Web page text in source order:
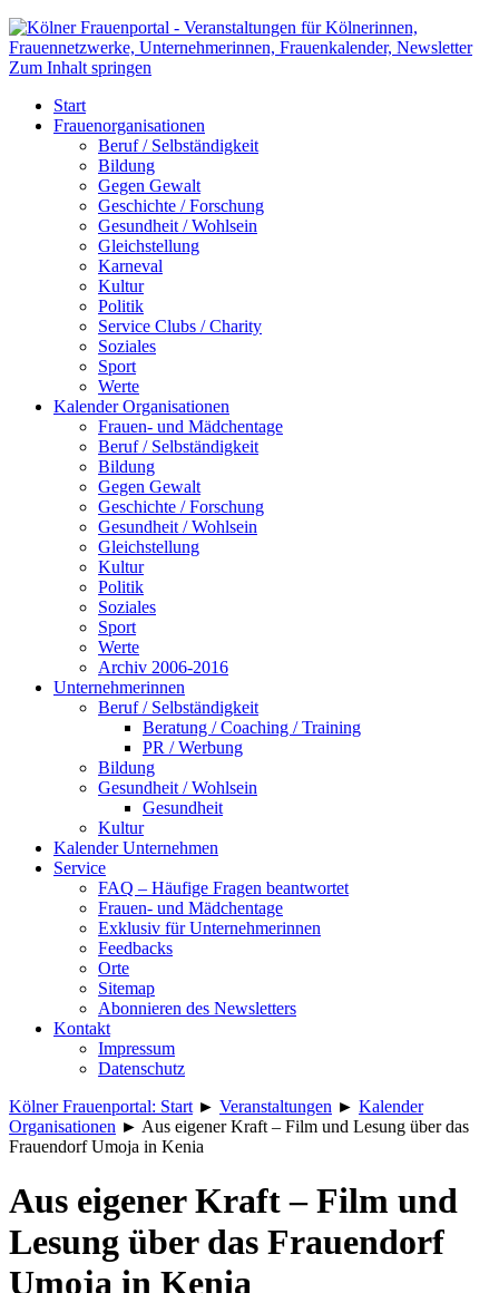
Kölner Frauenportal
Veranstaltungen für Kölnerinnen,
Frauennetzwerke, Unternehmerinnen,
Frauenkalender, Newsletter
Zum Inhalt springen
Start
Frauenorganisationen
Beruf / Selbständigkeit
Bildung
Gegen Gewalt
Geschichte / Forschung
Gesundheit / Wohlsein
Gleichstellung
Karneval
Kultur
Politik
Service Clubs / Charity
Soziales
Sport
Werte
Kalender Organisationen
Frauen- und Mädchentage
Beruf / Selbständigkeit
Bildung
Gegen Gewalt
Geschichte / Forschung
Gesundheit / Wohlsein
Gleichstellung
Kultur
Politik
Soziales
Sport
Werte
Archiv 2006-2016
Unternehmerinnen
Beruf / Selbständigkeit
Beratung / Coaching / Training
PR / Werbung
Bildung
Gesundheit / Wohlsein
Gesundheit
Kultur
Kalender Unternehmen
Service
FAQ – Häufige Fragen beantwortet
Frauen- und Mädchentage
Exklusiv für Unternehmerinnen
Feedbacks
Orte
Sitemap
Abonnieren des Newsletters
Kontakt
Impressum
Datenschutz
Kölner Frauenportal: Start ► Veranstaltungen ► Kalender
Organisationen ► Aus eigener Kraft – Film und Lesung über das
Frauendorf Umoja in Kenia
Aus eigener Kraft – Film und
Lesung über das Frauendorf
Umoja in Kenia